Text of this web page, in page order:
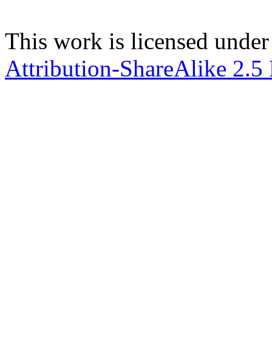
This work is licensed
Attribution-ShareAlike 2.5